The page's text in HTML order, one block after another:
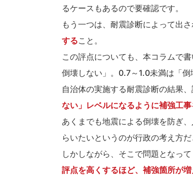
るケースもあるので要確認です。
もう一つは、耐震診断によって出さ
すること。
この評点についても、本コラムで
倒壊しない」。0.7～1.0未満は「
自治体の実施する耐震診断の結果
ない」レベルになるように補強工
あくまでも地震による倒壊を防ぎ
らいたいというのが行政の考え方だ
しかしながら、そこで問題となっ
評点を高くするほど、補強箇所が